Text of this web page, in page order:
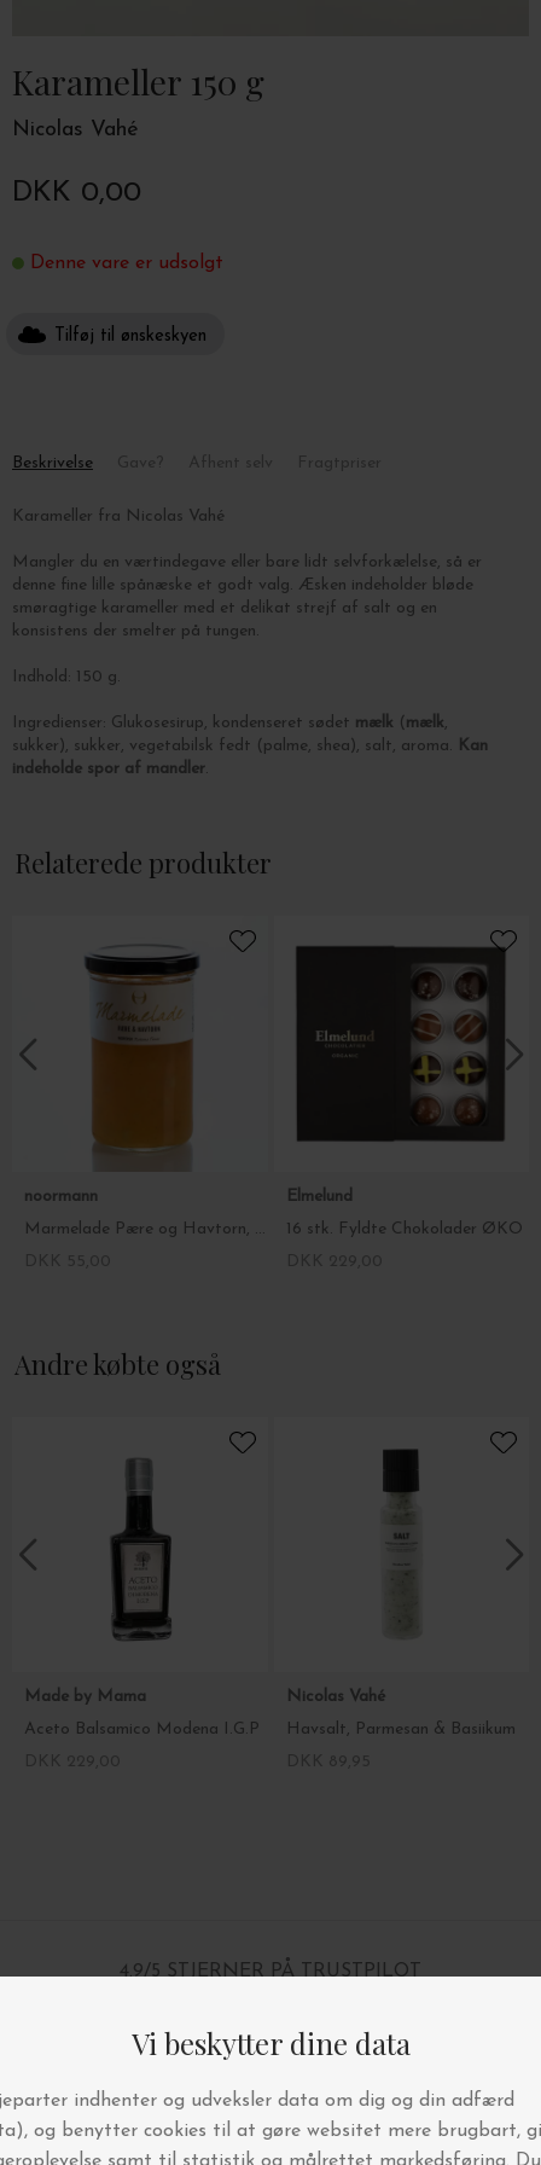
Karameller 150 g
Nicolas Vahé
DKK 0,00
Denne vare er udsolgt
Tilføj til ønskeskyen
Beskrivelse
Karameller fra Nicolas Vahé
Mangler du en værtindegave eller bare lidt selvforkælelse, så er
denne fine lille spånæske et godt valg. Æsken indeholder bløde
smøragtige karameller med et delikat strejf af salt og en
konsistens der smelter på tungen.
Indhold: 150 g.
Ingredienser: Glukosesirup, kondenseret sødet mælk ( mælk,
sukker), sukker, vegetabilsk fedt (palme, shea), salt, aroma. Kan
indeholde spor af mandler.
Energi kcal: 420
Fedt: 11 - Heraf mættede fedtsyrer: 5,8
Protein: 1,9
Leverandør: Society of Lifestyle A/S
Industrivej 29
7430 Ikast
Relaterede produkter
noormann
Marmelade Pære og Havtorn, 275ml.
Elmelund
16 stk. Fyldte Chokolader ØKO
Andre købte også
Made by Mama
Aceto Balsamico Modena I.G.P
Nicolas Vahé
Havsalt, Parmesan & Basiikum
4.9/5 STJERNER PÅ TRUSTPILOT